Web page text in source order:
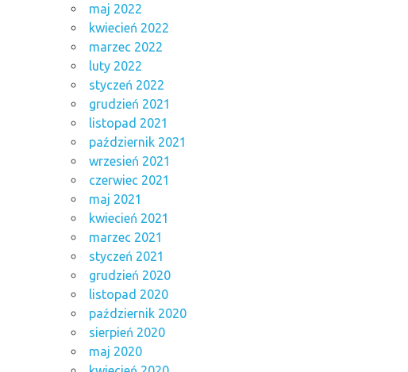
maj 2022
kwiecień 2022
marzec 2022
luty 2022
styczeń 2022
grudzień 2021
listopad 2021
październik 2021
wrzesień 2021
czerwiec 2021
maj 2021
kwiecień 2021
marzec 2021
styczeń 2021
grudzień 2020
listopad 2020
październik 2020
sierpień 2020
maj 2020